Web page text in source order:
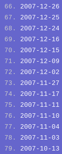
2007-12-26
2007-12-25
2007-12-24
2007-12-16
2007-12-15
2007-12-09
2007-12-02
2007-11-27
2007-11-17
2007-11-11
2007-11-10
2007-11-04
2007-11-03
2007-10-13